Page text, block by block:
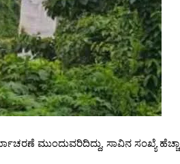
ಮುಂದುವರಿದಿದ್ದು, ಸಾವಿನ ಸಂಖ್ಯೆ